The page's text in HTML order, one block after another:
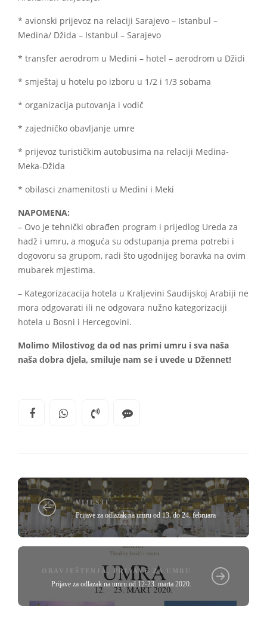
* avionski prijevoz na relaciji Sarajevo – Istanbul –
Medina/ Džida – Istanbul – Sarajevo
* transfer aerodrom u Medini – hotel – aerodrom u Džidi
* smještaj u hotelu po izboru u 1/2 i 1/3 sobama
* organizacija putovanja i vodič
* zajedničko obavljanje umre
* prijevoz turističkim autobusima na relaciji Medina‐
Meka-Džida
* obilasci znamenitosti u Medini i Meki
NAPOMENA:
– Ovo je tehnički obrađen program i prijedlog Ureda za
hadž i umru, a moguća su odstupanja prema potrebi i
dogovoru sa grupom, radi što ugodnijeg boravka na ovim
mubarek mjestima.
– Kategorizacacija hotela u Kraljevini Saudijskoj Arabiji ne
mora odgovarati ili ne odgovara nužno kategorizaciji
hotela u Bosni i Hercegovini.
Molimo Milostivog da od nas primi umru i sva naša
naša dobra djela, smiluje nam se i uvede u Džennet!
VIJESTI
Prijave za odlazak na umru od 13. do 24. februara
OBAVJEŠTENJA , PRIJAVE ZA UMRU
Prijave za odlazak na umru od 12-23. marta 2020.